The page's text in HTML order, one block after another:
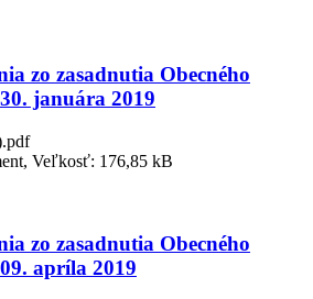
zo zasadnutia Obecného
januára 2019
Veľkosť: 176,85 kB
zo zasadnutia Obecného
apríla 2019